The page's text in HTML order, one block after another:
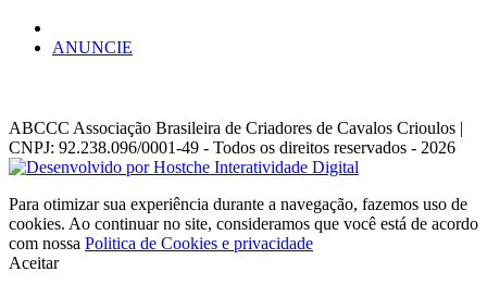
ANUNCIE
ABCCC Associação Brasileira de Criadores de Cavalos Crioulos |
CNPJ: 92.238.096/0001-49 - Todos os direitos reservados - 2026
Para otimizar sua experiência durante a navegação, fazemos uso de
cookies. Ao continuar no site, consideramos que você está de acordo
com nossa Politica de Cookies e privacidade
Aceitar